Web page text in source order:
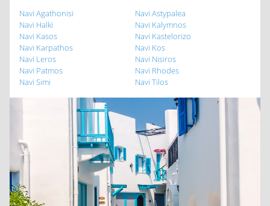
Navi Agathonisi
Navi Astypalea
Navi Halki
Navi Kalymnos
Navi Kasos
Navi Kastelorizo
Navi Karpathos
Navi Kos
Navi Leros
Navi Nisiros
Navi Patmos
Navi Rhodes
Navi Simi
Navi Tilos